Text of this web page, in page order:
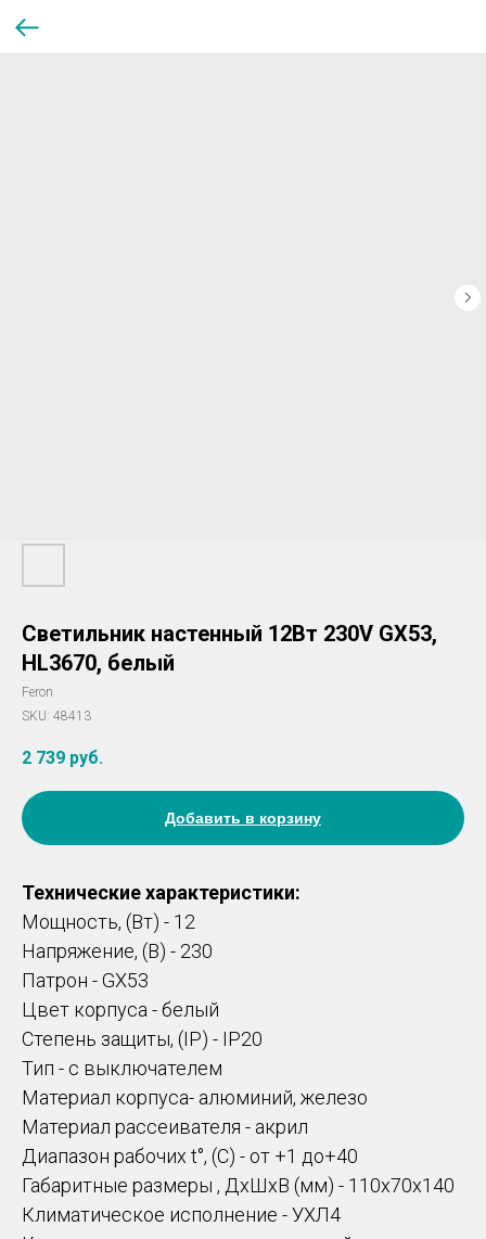
Светильник настенный 12Вт 230V GX53,
HL3670, белый
Feron
SKU: 48413
2 739 руб.
Добавить в корзину
Технические характеристики:
Мощность, (Вт) - 12
Напряжение, (В) - 230
Патрон - GX53
Цвет корпуса - белый
Степень защиты, (IP) - IP20
Тип - с выключателем
Материал корпуса- алюминий, железо
Материал рассеивателя - акрил
Диапазон рабочих t°, (C) - от +1 до+40
Габаритные размеры , ДхШхВ (мм) - 110х70х140
Климатическое исполнение - УХЛ4